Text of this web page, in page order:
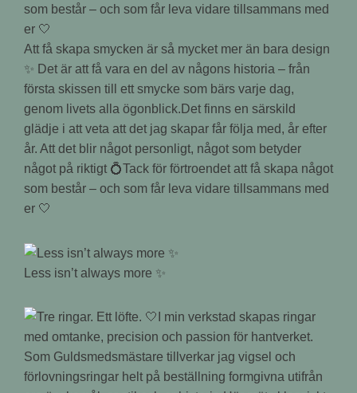
Att få skapa smycken är så mycket mer än bara design
✨ Det är att få vara en del av någons historia – från
första skissen till ett smycke som bärs varje dag,
genom livets alla ögonblick.Det finns en särskild
glädje i att veta att det jag skapar får följa med, år efter
år. Att det blir något personligt, något som betyder
något på riktigt 💍Tack för förtroendet att få skapa något
som består – och som får leva vidare tillsammans med
er 🤍
Less isn’t always more ✨